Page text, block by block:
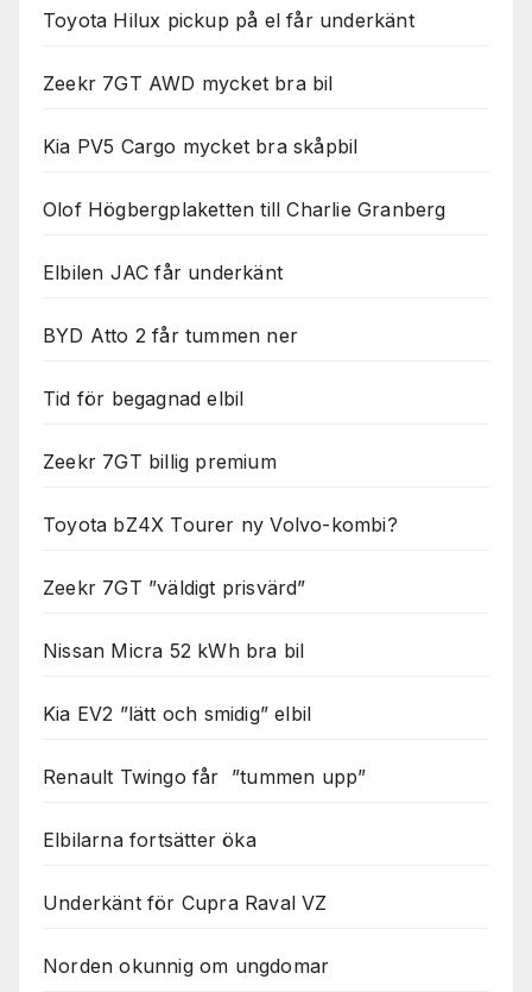
Toyota Hilux pickup på el får underkänt
Zeekr 7GT AWD mycket bra bil
Kia PV5 Cargo mycket bra skåpbil
Olof Högbergplaketten till Charlie Granberg
Elbilen JAC får underkänt
BYD Atto 2 får tummen ner
Tid för begagnad elbil
Zeekr 7GT billig premium
Toyota bZ4X Tourer ny Volvo-kombi?
Zeekr 7GT ”väldigt prisvärd”
Nissan Micra 52 kWh bra bil
Kia EV2 ”lätt och smidig” elbil
Renault Twingo får ”tummen upp”
Elbilarna fortsätter öka
Underkänt för Cupra Raval VZ
Norden okunnig om ungdomar